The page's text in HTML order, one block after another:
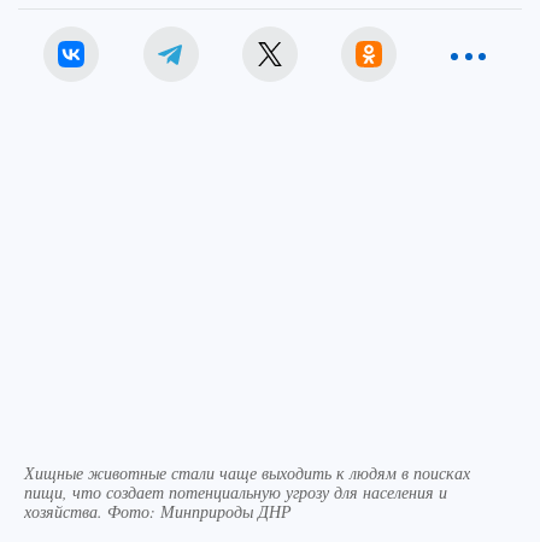
Хищные животные стали чаще выходить к людям в поисках
пищи, что создает потенциальную угрозу для населения и
хозяйства. Фото: Минприроды ДНР